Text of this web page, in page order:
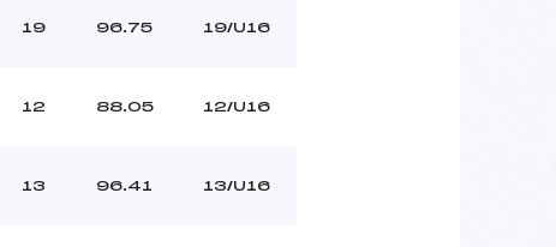
19 96.75 19/U16
12 88.05 12/U16
13 96.41 13/U16